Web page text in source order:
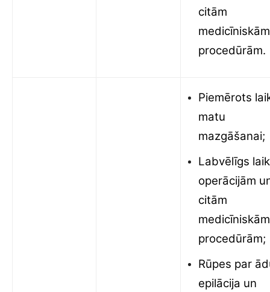
citām
medicīniskām
procedūrām.
Piemērots
matu
mazgāšanai;
Labvēlīgs
operācijām
citām
medicīniskām
procedūrām;
Rūpes par
epilācija un